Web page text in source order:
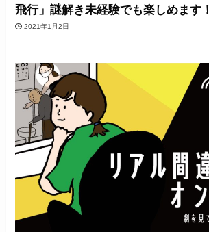
飛行」謎解き未経験でも楽しめます！
2021年1月2日